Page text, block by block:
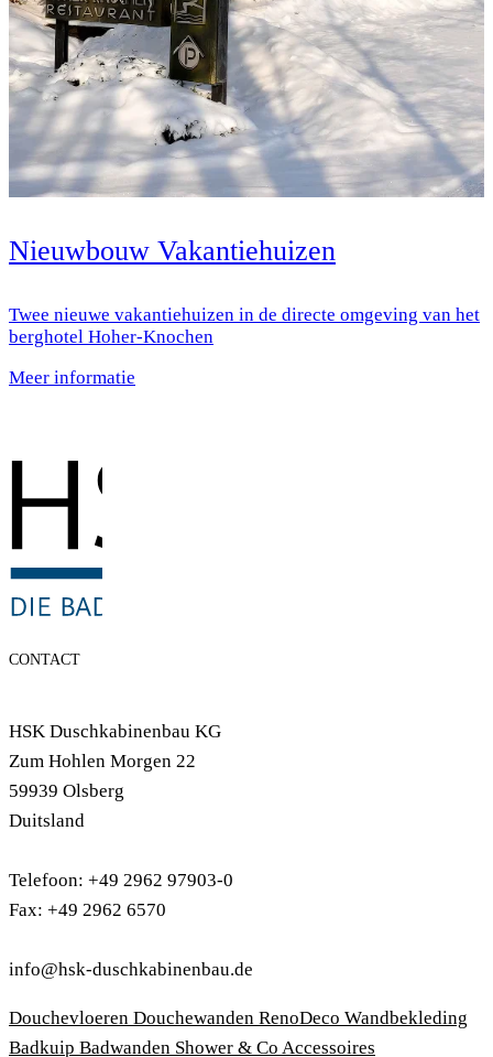
Nieuwbouw Vakantiehuizen
Twee nieuwe vakantiehuizen in de directe omgeving van het
berghotel Hoher-Knochen
Meer informatie
CONTACT
HSK Duschkabinenbau KG
Zum Hohlen Morgen 22
59939 Olsberg
Duitsland
Telefoon: +49 2962 97903-0
Fax: +49 2962 6570
info@hsk-duschkabinenbau.de
Douchevloeren Douchewanden RenoDeco Wandbekleding
Badkuip Badwanden Shower & Co Accessoires